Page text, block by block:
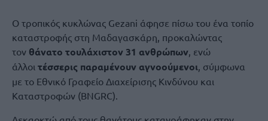
Ο τροπικός κυκλώνας Gezani άφησε πίσω του ένα τοπίο
καταστροφής στη Μαδαγασκάρη, προκαλώντας
τον θάνατο τουλάχιστον 31 ανθρώπων, ενώ
άλλοι τέσσερις παραμένουν αγνοούμενοι, σύμφωνα
με το Εθνικό Γραφείο Διαχείρισης Κινδύνου και
Καταστροφών (BNGRC).